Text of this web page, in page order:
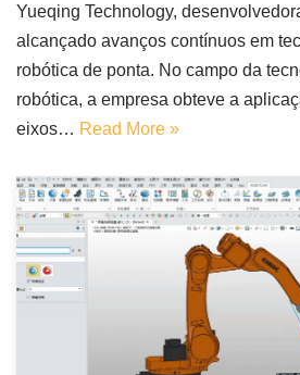
Yueqing Technology,
alcançado avanços contínuos em
robótica de ponta. No campo da
robótica, a empresa obteve a
eixos… Read More »